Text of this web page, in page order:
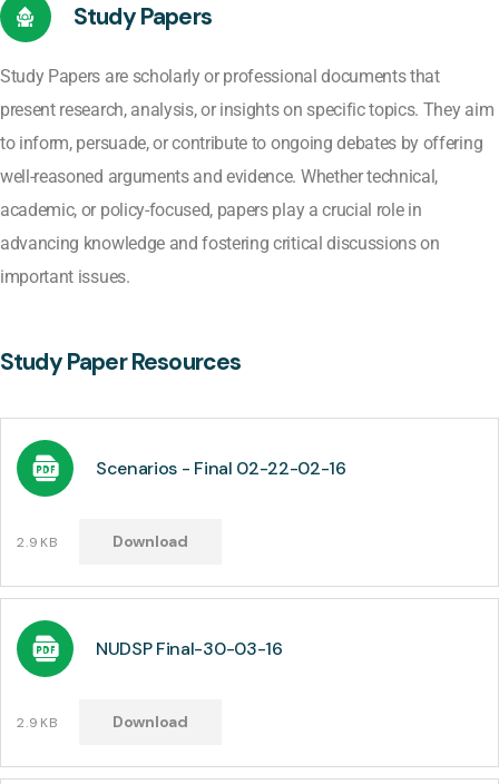
Study Papers
Study Papers are scholarly or professional documents that
present research, analysis, or insights on specific topics. They aim
to inform, persuade, or contribute to ongoing debates by offering
well-reasoned arguments and evidence. Whether technical,
academic, or policy-focused, papers play a crucial role in
advancing knowledge and fostering critical discussions on
important issues.
Study Paper Resources
Scenarios - Final 02-22-02-16
2.9KB Download
NUDSP Final-30-03-16
2.9KB Download